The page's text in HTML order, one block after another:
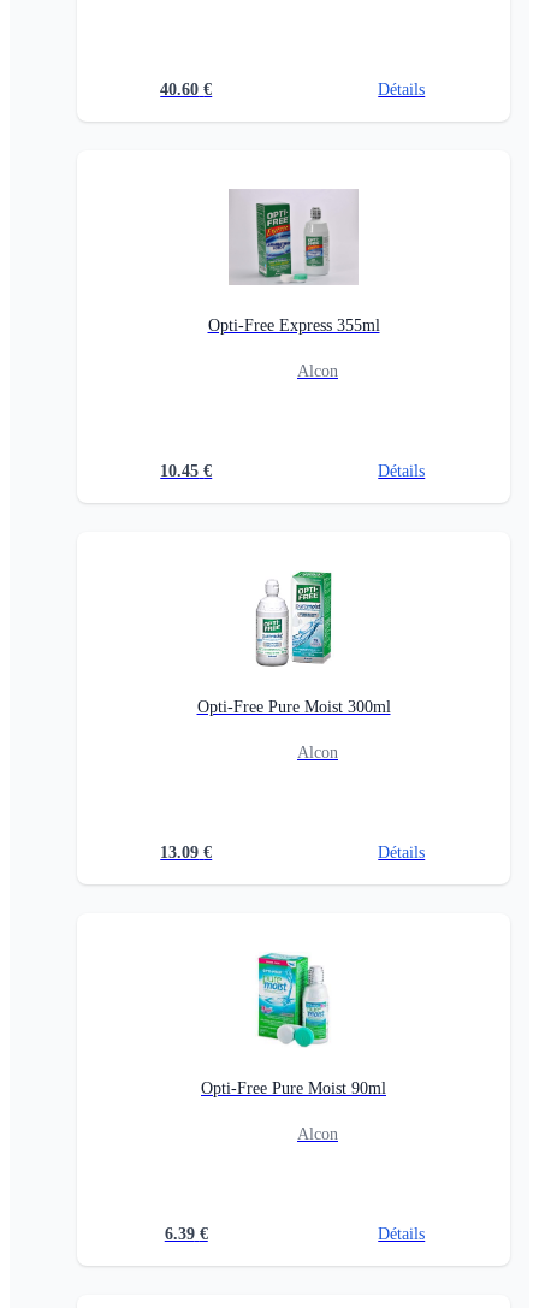
40.60 € Détails
Opti-Free Express 355ml
Alcon
10.45 € Détails
Opti-Free Pure Moist 300ml
Alcon
13.09 € Détails
Opti-Free Pure Moist 90ml
Alcon
6.39 € Détails